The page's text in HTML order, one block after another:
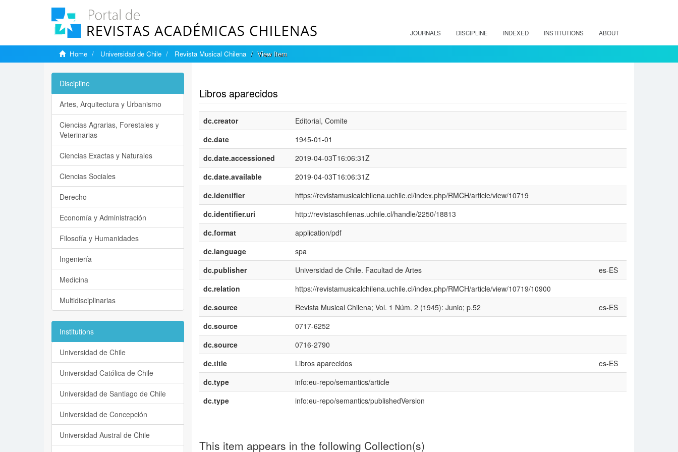
JOURNALS DISCIPLINE INDEXED INSTITUTIONS ABOUT
Home Universidad de Chile Revista Musical Chilena View Item
Libros aparecidos
dc.creator
Editorial, Comite
dc.date
1945-01-01
dc.date.accessioned
2019-04-03T16:06:31Z
dc.date.available
2019-04-03T16:06:31Z
dc.identifier
https://revistamusicalchilena.uchile.cl/index.php/RMCH/article/view/10719
dc.identifier.uri
http://revistaschilenas.uchile.cl/handle/2250/18813
dc.format
application/pdf
dc.language
spa
dc.publisher
Universidad de Chile. Facultad de Artes
es-ES
dc.relation
https://revistamusicalchilena.uchile.cl/index.php/RMCH/article/view/10719/10900
dc.source
Revista Musical Chilena; Vol. 1 Núm. 2 (1945): Junio; p.52
es-ES
dc.source
0717-6252
dc.source
0716-2790
dc.title
Libros aparecidos
es-ES
dc.type
info:eu-repo/semantics/article
dc.type
info:eu-repo/semantics/publishedVersion
This item appears in the following Collection(s)
Discipline
Artes, Arquitectura y Urbanismo
Ciencias Agrarias, Forestales y
Veterinarias
Ciencias Exactas y Naturales
Ciencias Sociales
Derecho
Economía y Administración
Filosofía y Humanidades
Ingeniería
Medicina
Multidisciplinarias
Institutions
Universidad de Chile
Universidad Católica de Chile
Universidad de Santiago de Chile
Universidad de Concepción
Universidad Austral de Chile